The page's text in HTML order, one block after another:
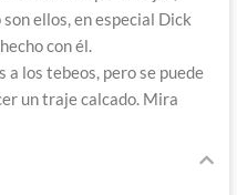
ellos, en especial Dick
con él.
los tebeos, pero se puede
un traje calcado. Mira